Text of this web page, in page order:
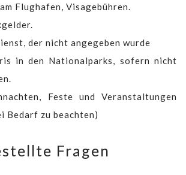
Flughafen, Visagebühren.
der nicht angegeben wurde
in den Nationalparks, sofern nicht
Feste und Veranstaltungen
Bedarf zu beachten)
Fragen